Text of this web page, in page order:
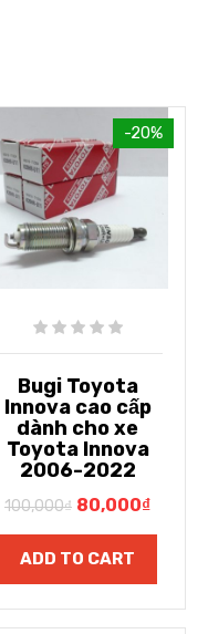
-20%
Bugi Toyota
Innova cao cấp
dành cho xe
Toyota Innova
2006-2022
100,000₫ 80,000₫
ADD TO CART